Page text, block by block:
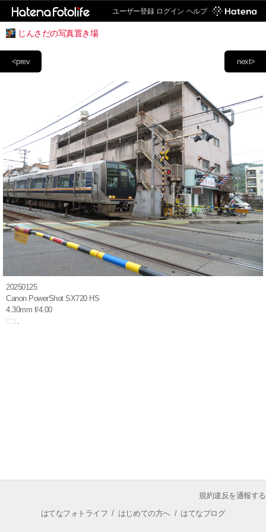
ユーザー登録 ログイン ヘルプ
じんさだの写真置き場
next>
<prev
20250125
Canon PowerShot SX720 HS
4.30mm f/4.00
規約違反を通報する
はてなフォトライフ / はじめての方へ/ はてなブログ